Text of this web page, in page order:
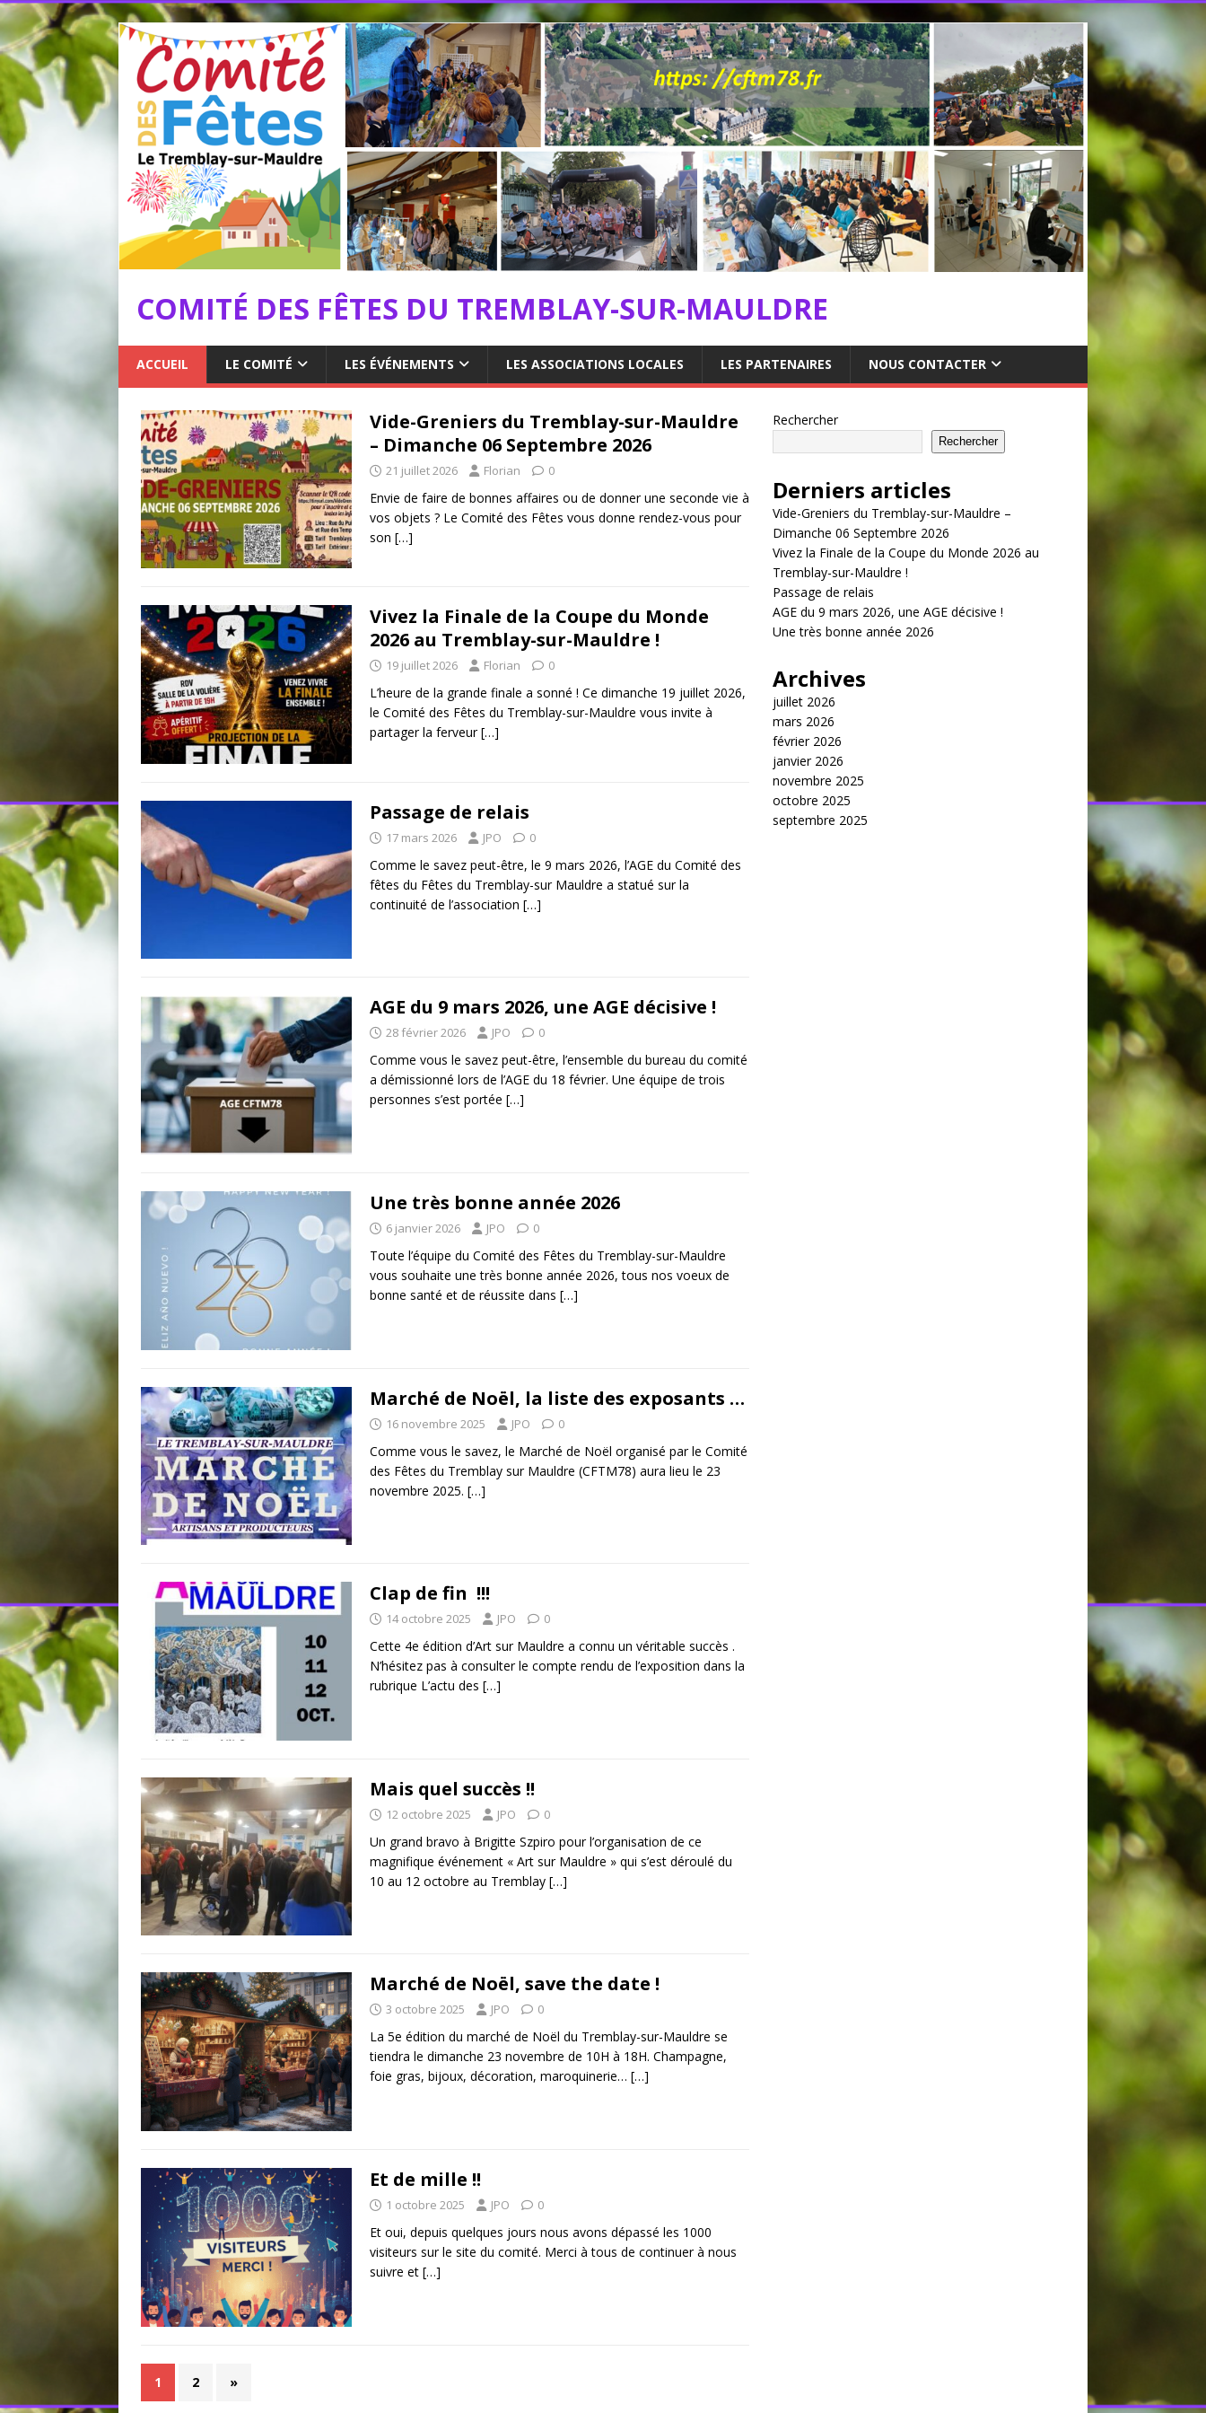
COMITÉ DES FÊTES DU TREMBLAY-SUR-MAULDRE
ACCUEIL LE COMITÉ LES ÉVÉNEMENTS LES ASSOCIATIONS LOCALES LES PARTENAIRES NOUS CONTACTER
Vide-Greniers du Tremblay-sur-Mauldre
– Dimanche 06 Septembre 2026
21 juillet 2026 Florian 0
Envie de faire de bonnes affaires ou de donner une seconde vie à
vos objets ? Le Comité des Fêtes vous donne rendez-vous pour
son […]
Vivez la Finale de la Coupe du Monde
2026 au Tremblay-sur-Mauldre !
19 juillet 2026 Florian 0
L’heure de la grande finale a sonné ! Ce dimanche 19 juillet 2026,
le Comité des Fêtes du Tremblay-sur-Mauldre vous invite à
partager la ferveur[…]
Passage de relais
17 mars 2026 JPO 0
Comme le savez peut-être, le 9 mars 2026, l’AGE du Comité des
fêtes du Fêtes du Tremblay-sur Mauldre a statué sur la
continuité de l’association […]
AGE du 9 mars 2026, une AGE décisive !
28 février 2026 JPO 0
Comme vous le savez peut-être, l’ensemble du bureau du comité
a démissionné lors de l’AGE du 18 février. Une équipe de trois
personnes s’est portée […]
Une très bonne année 2026
6 janvier 2026 JPO 0
Toute l’équipe du Comité des Fêtes du Tremblay-sur-Mauldre
vous souhaite une très bonne année 2026, tous nos voeux de
bonne santé et de réussite dans […]
Marché de Noël, la liste des exposants …
16 novembre 2025 JPO 0
Comme vous le savez, le Marché de Noël organisé par le Comité
des Fêtes du Tremblay sur Mauldre (CFTM78) aura lieu le 23
novembre 2025. […]
Clap de fin !!!
14 octobre 2025 JPO 0
Cette 4e édition d’Art sur Mauldre a connu un véritable succès .
N’hésitez pas à consulter le compte rendu de l’exposition dans la
rubrique L’actu des […]
Mais quel succès !!
12 octobre 2025 JPO 0
Un grand bravo à Brigitte Szpiro pour l’organisation de ce
magnifique événement « Art sur Mauldre » qui s’est déroulé du
10 au 12 octobre au Tremblay […]
Marché de Noël, save the date !
3 octobre 2025 JPO 0
La 5e édition du marché de Noël du Tremblay-sur-Mauldre se
tiendra le dimanche 23 novembre de 10H à 18H. Champagne,
foie gras, bijoux, décoration, maroquinerie… […]
Et de mille !!
1 octobre 2025 JPO 0
Et oui, depuis quelques jours nous avons dépassé les 1000
visiteurs sur le site du comité. Merci à tous de continuer à nous
suivre et […]
1 2 »
Rechercher
Rechercher
Derniers articles
Vide-Greniers du Tremblay-sur-Mauldre –
Dimanche 06 Septembre 2026
Vivez la Finale de la Coupe du Monde 2026 au
Tremblay-sur-Mauldre !
Passage de relais
AGE du 9 mars 2026, une AGE décisive !
Une très bonne année 2026
Archives
juillet 2026
mars 2026
février 2026
janvier 2026
novembre 2025
octobre 2025
septembre 2025